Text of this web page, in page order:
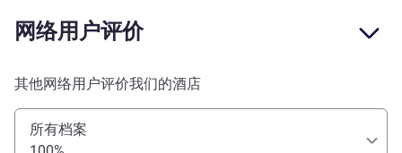
网络用户评价
其他网络用户评价我们的酒店
所有档案